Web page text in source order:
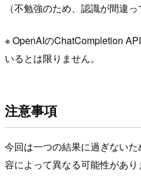
（不勉強のため、認識が間違
※ OpenAIのChatCompletion
いるとは限りません。
注意事項
今回は一つの結果に過ぎない
容によって異なる可能性があり